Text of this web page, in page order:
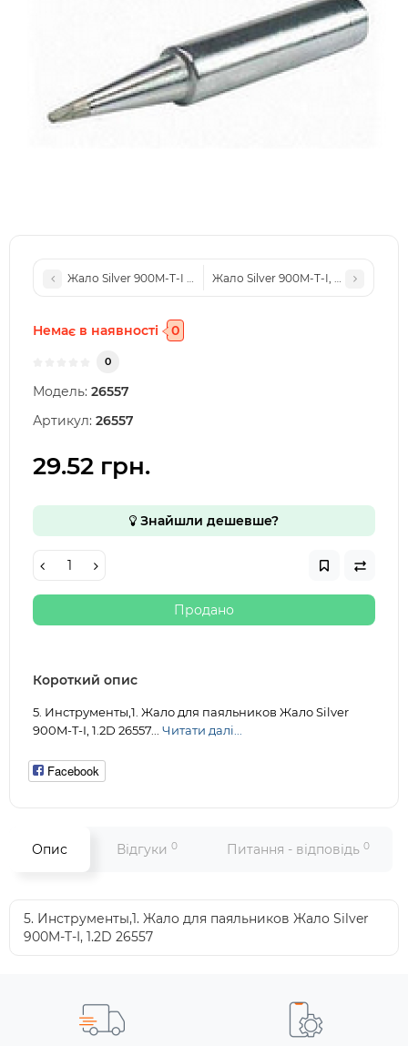
Жало Silver 900M-T-I Silver (3.2D)Жало Silver 900M-T-I, 1.6D
Немає в наявності 0
0
Модель: 26557
Артикул: 26557
29.52 грн.
Знайшли дешевше?
Продано
Короткий опис
5. Инструменты,1. Жало для паяльников Жало Silver
900M-T-I, 1.2D 26557... Читати далі...
Facebook
Опис Відгуки 0 Питання - відповідь 0
5. Инструменты,1. Жало для паяльников Жало Silver
900M-T-I, 1.2D 26557